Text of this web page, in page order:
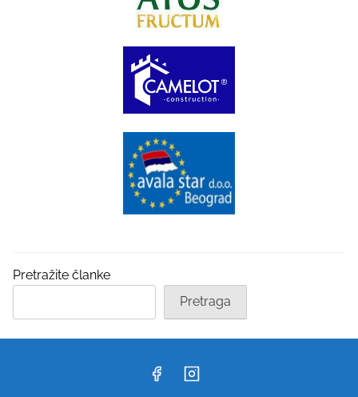
Pretražite članke
Pretraga